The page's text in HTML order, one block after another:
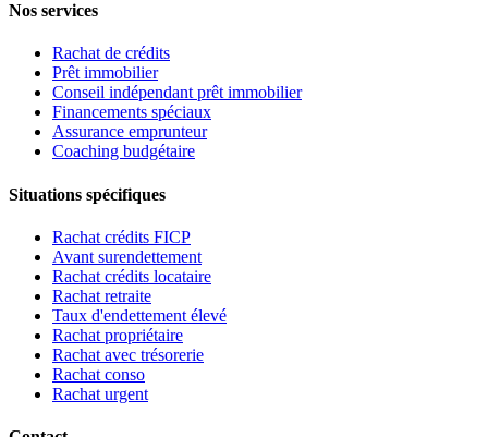
Nos services
Rachat de crédits
Prêt immobilier
Conseil indépendant prêt immobilier
Financements spéciaux
Assurance emprunteur
Coaching budgétaire
Situations spécifiques
Rachat crédits FICP
Avant surendettement
Rachat crédits locataire
Rachat retraite
Taux d'endettement élevé
Rachat propriétaire
Rachat avec trésorerie
Rachat conso
Rachat urgent